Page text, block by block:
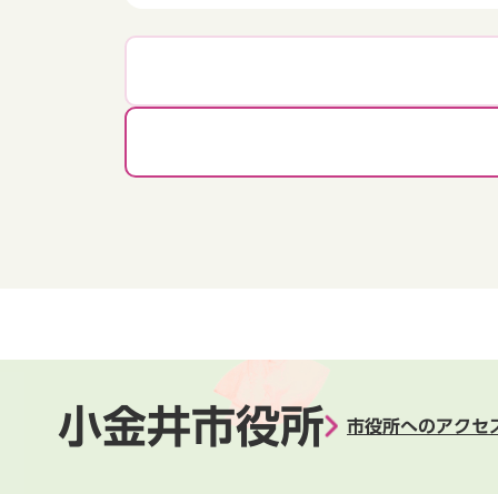
小金井市役所 市役所へのアクセ